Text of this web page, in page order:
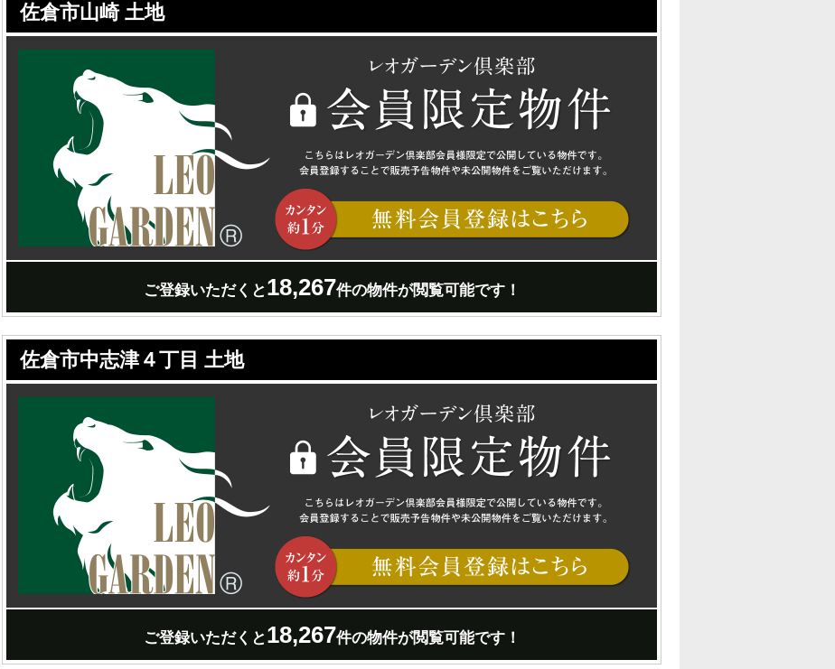
佐倉市山崎 土地
ご登録いただくと18,267件の物件が閲覧可能です！
佐倉市中志津４丁目 土地
ご登録いただくと18,267件の物件が閲覧可能です！